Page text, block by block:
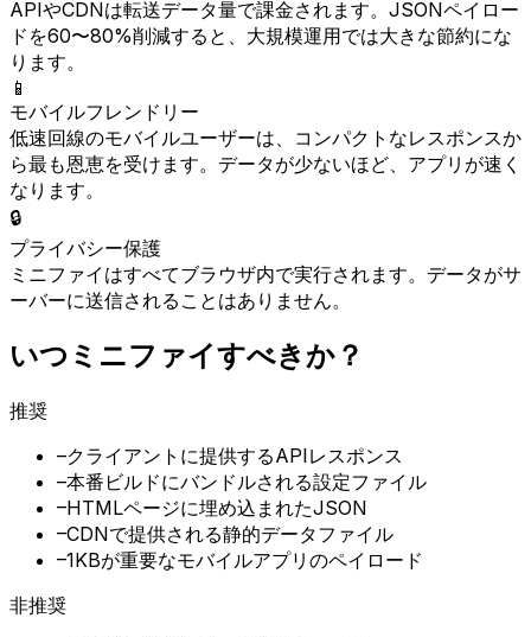
APIやCDNは転送データ量で課金されます。JSONペイロー
ドを60〜80%削減すると、大規模運用では大きな節約にな
ります。
📱
モバイルフレンドリー
低速回線のモバイルユーザーは、コンパクトなレスポンスか
ら最も恩恵を受けます。データが少ないほど、アプリが速く
なります。
🔒
プライバシー保護
ミニファイはすべてブラウザ内で実行されます。データがサ
ーバーに送信されることはありません。
いつミニファイすべきか？
推奨
–クライアントに提供するAPIレスポンス
–本番ビルドにバンドルされる設定ファイル
–HTMLページに埋め込まれたJSON
–CDNで提供される静的データファイル
–1KBが重要なモバイルアプリのペイロード
非推奨